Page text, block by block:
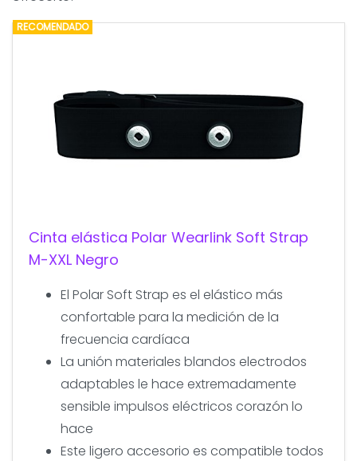
RECOMENDADO
Cinta elástica Polar Wearlink Soft Strap
M-XXL Negro
El Polar Soft Strap es el elástico más
confortable para la medición de la
frecuencia cardíaca
La unión materiales blandos electrodos
adaptables le hace extremadamente
sensible impulsos eléctricos corazón lo
hace
Este ligero accesorio es compatible todos